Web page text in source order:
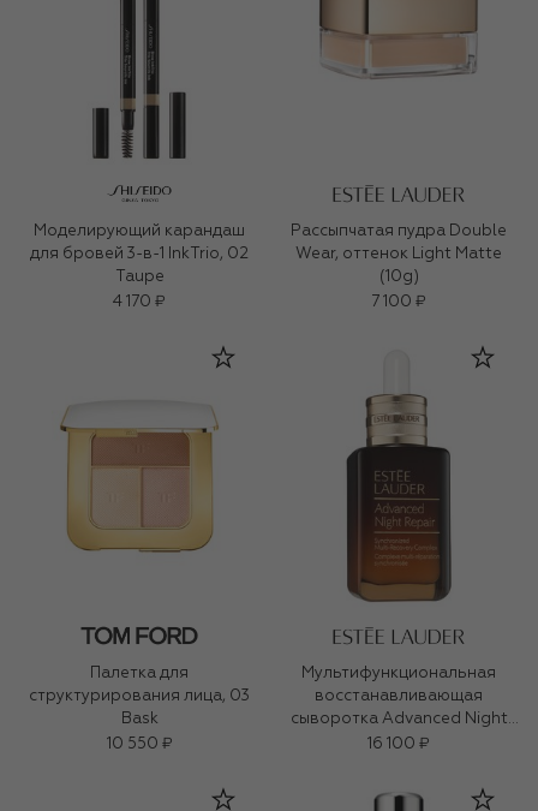
Моделирующий карандаш
для бровей 3-в-1 InkTrio, 02
Taupe
4 170 ₽
Рассыпчатая пудра Double
Wear, оттенок Light Matte
(10g)
7 100 ₽
Палетка для
структурирования лица, 03
Bask
10 550 ₽
Мультифункциональная
восстанавливающая
сыворотка Advanced Night
Repair (50ml)
16 100 ₽